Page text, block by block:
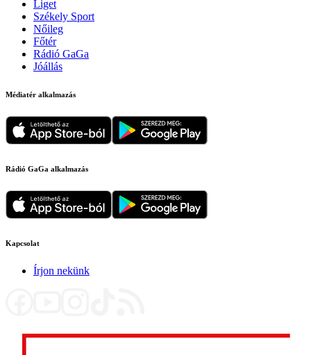
Liget
Székely Sport
Nőileg
Főtér
Rádió GaGa
Jóállás
Médiatér alkalmazás
Rádió GaGa alkalmazás
Kapcsolat
Írjon nekünk